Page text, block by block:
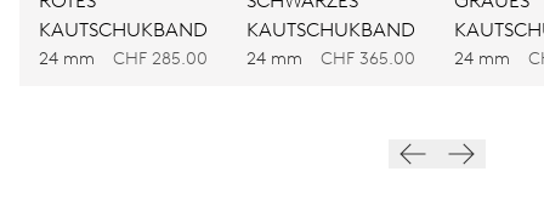
FREQUENZ
28.800 A/h, 4 Hz
KAUTSCHUKBAND
24 mm CHF 285.00
KAUTSCHUKBAND
24 mm CHF 365.00 24 mm